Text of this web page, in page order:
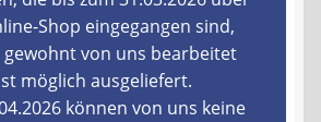
Shop eingegangen sind,
von uns bearbeitet
möglich ausgeliefert.
können von uns keine